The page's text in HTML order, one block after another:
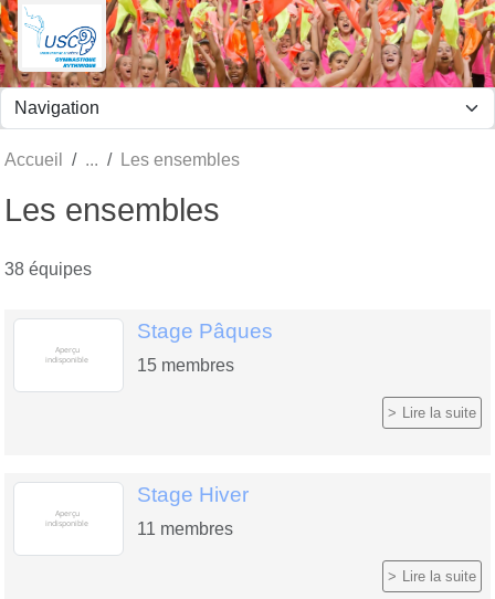
Accueil Les ensembles
Les ensembles
38 équipes
Stage Pâques
15 membres
Lire la suite
Stage Hiver
11 membres
Lire la suite
Panneau de gestion des cookies